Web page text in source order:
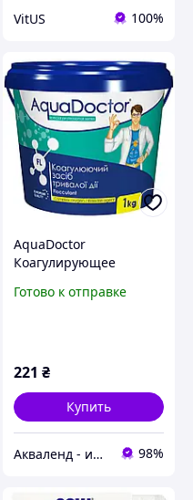
VitUS 100%
AquaDoctor
Коагулирующее
AquaDoctor FL-1 кг
Готово к отправке
221 ₴
Купить
Акваленд - интернет магазин 98%